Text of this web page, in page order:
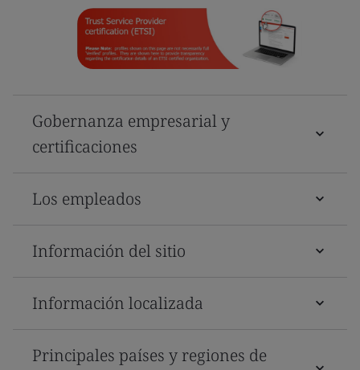
Gobernanza empresarial y
certificaciones
Los empleados
Información del sitio
Información localizada
Principales países y regiones de